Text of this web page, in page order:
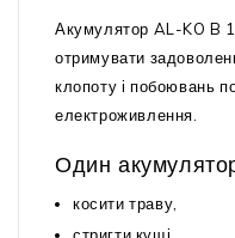
Акумулятор AL-KO B
отримувати
клопоту і побоювань
електроживлення.
Один
косити траву,